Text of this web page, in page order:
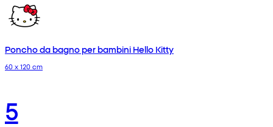
Poncho da bagno per bambini Hello Kitty
60 x 120 cm
5